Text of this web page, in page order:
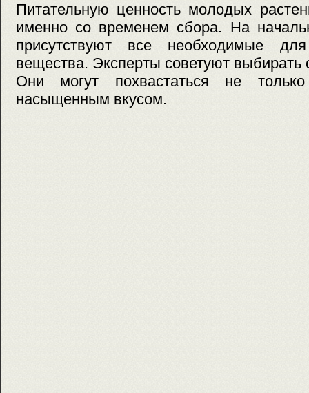
Питательную ценность молодых
именно со временем сбора. На
присутствуют все необходимые
вещества. Эксперты советуют выбирать
Они могут похвастаться не
насыщенным вкусом.